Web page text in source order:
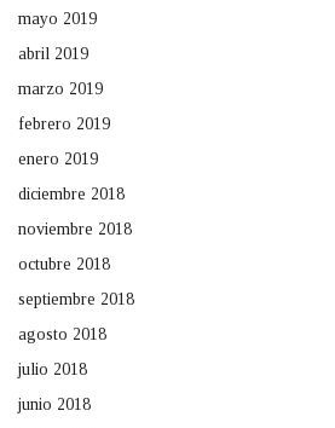
mayo 2019
abril 2019
marzo 2019
febrero 2019
enero 2019
diciembre 2018
noviembre 2018
octubre 2018
septiembre 2018
agosto 2018
julio 2018
junio 2018